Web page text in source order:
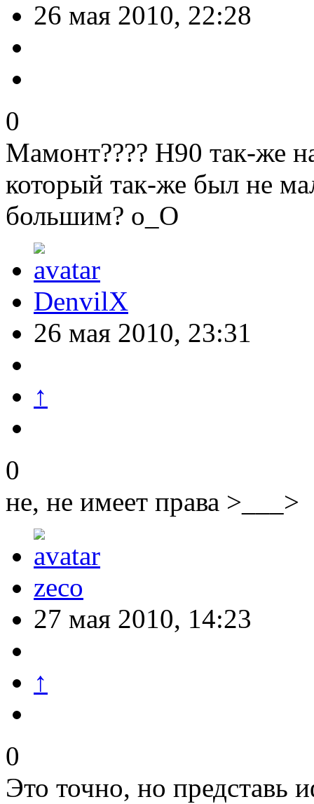
26 мая 2010, 22:28
0
Мамонт???? Н90 так-же
который так-же был не
большим? о_О
DenvilX
26 мая 2010, 23:31
↑
0
не, не имеет права >___>
zeco
27 мая 2010, 14:23
↑
0
Это точно, но